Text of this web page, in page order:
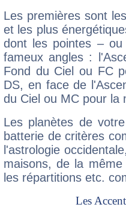
Les premières sont
et les plus
dont les pointes –
fameux angles :
Fond du Ciel ou FC
DS, en face de
du Ciel ou MC pour la
Les planètes de
batterie de critères
l'astrologie
maisons, de la
les répartitions etc.